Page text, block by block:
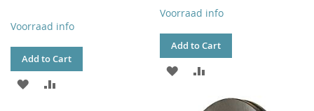
Voorraad info
Add to Cart
ADD
Voorraad info
Add to Cart
ADD